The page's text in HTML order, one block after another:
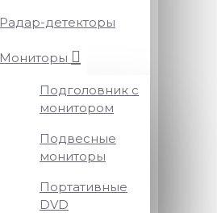
Радар-детекторы
Мониторы
Подголовник с
монитором
Подвесные
мониторы
Портативные
DVD